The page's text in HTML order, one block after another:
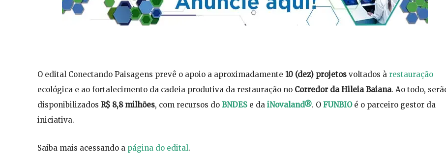
O edital Conectando Paisagens prevê o apoio a aproximadamente 10 (dez) projetos voltados à restauração
ecológica e ao fortalecimento da cadeia produtiva da restauração no Corredor da Hileia Baiana. Ao todo,
disponibilizados R$ 8,8 milhões, com recursos do BNDES e da iNovaland®. O FUNBIOé o parceiro gestor da
iniciativa.
Saiba mais acessando a página do edital.